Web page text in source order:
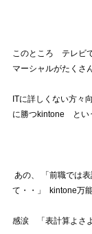
このところ　テレビ
マーシャルがたくさん
ITに詳しくない方々
に勝つkintone　とい
て・・」  kintone万能
感涙　「表計算よさ